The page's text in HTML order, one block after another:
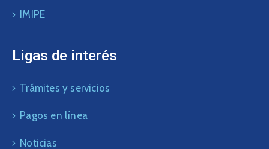
IMIPE
Ligas de interés
Trámites y servicios
Pagos en línea
Noticias